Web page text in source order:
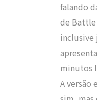
falando
de
inclusive
minutos
A versão